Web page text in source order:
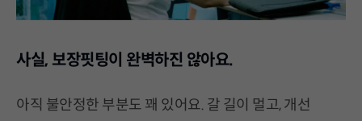
사실, 보장핏팅이 완벽하진 않아요.
아직 불안정한 부분도 꽤 있어요. 갈 길이 멀고, 개선